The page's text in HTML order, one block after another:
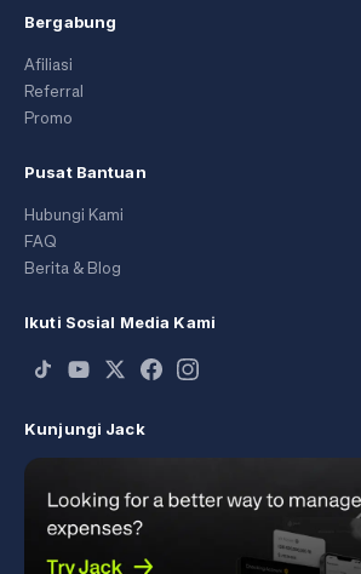
Bergabung
Afiliasi
Referral
Promo
Pusat Bantuan
Hubungi Kami
FAQ
Berita & Blog
Ikuti Sosial Media Kami
Kunjungi Jack